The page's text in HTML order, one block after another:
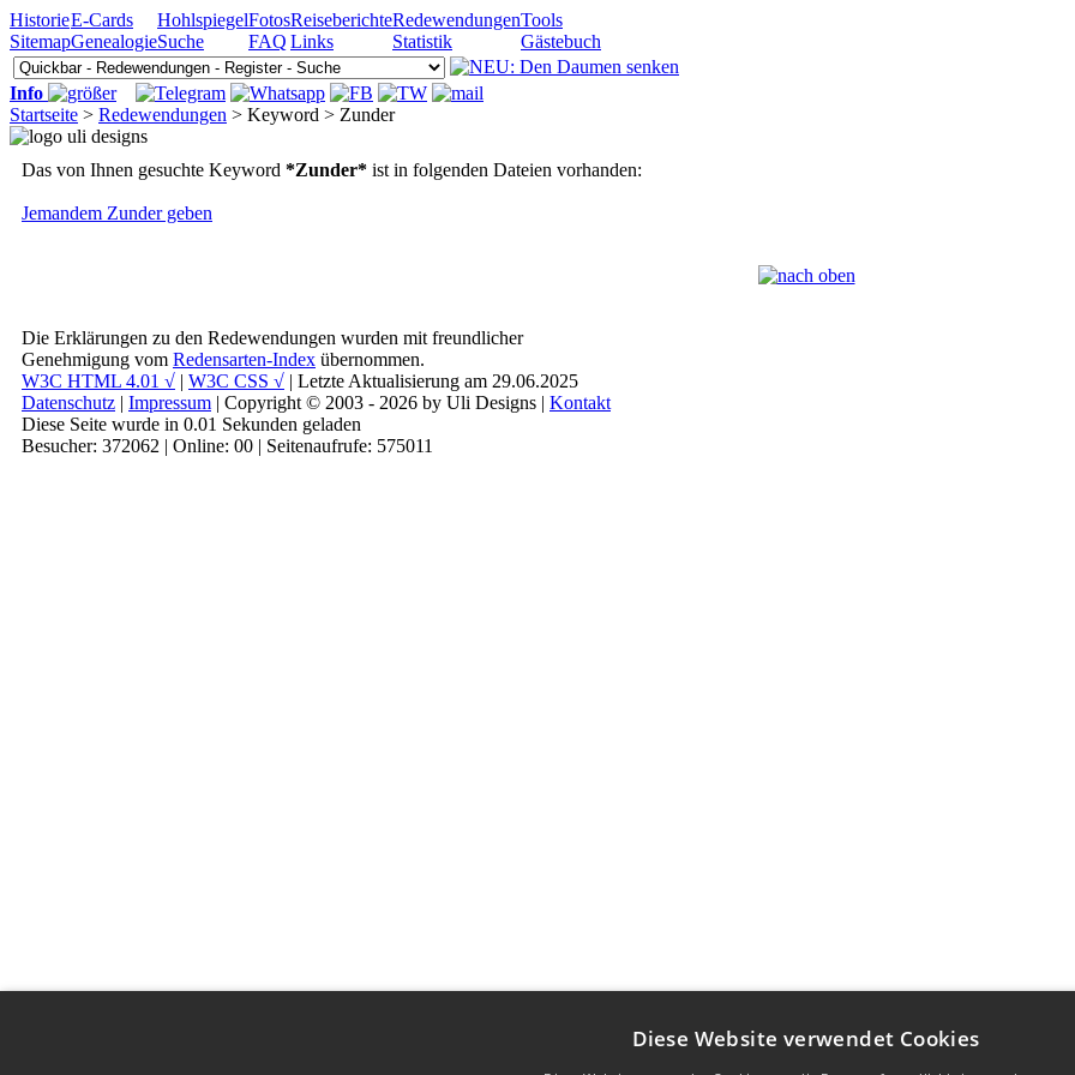
HistorieE-Cards HohlspiegelFotosReiseberichteRedewendungenTools
SitemapGenealogieSuche FAQ Links Statistik Gästebuch
Info
Startseite > Redewendungen > Keyword > Zunder
Das von Ihnen gesuchte Keyword *Zunder* ist in folgenden Dateien vorhanden:
Jemandem Zunder geben
Die Erklärungen zu den Redewendungen wurden mit freundlicher
Genehmigung vom Redensarten-Index übernommen.
W3C HTML 4.01 √ | W3C CSS √ | Letzte Aktualisierung am 29.06.2025
Datenschutz | Impressum | Copyright © 2003 - 2026 by Uli Designs | Kontakt
Diese Seite wurde in 0.01 Sekunden geladen
Besucher: 372062 | Online: 00 | Seitenaufrufe: 575011
Diese Website verwendet Cookies